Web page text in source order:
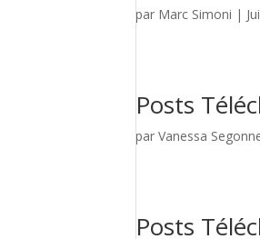
par Marc Simoni |
Posts
parVanessa
Posts